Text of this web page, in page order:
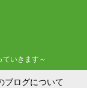
ていきます～
ブログについて